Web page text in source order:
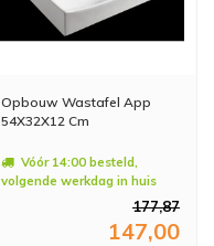
Opbouw Wastafel App
54X32X12 Cm
Vóór 14:00 besteld,
volgende werkdag in huis
177,87
147,00